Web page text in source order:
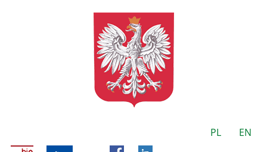
PL EN